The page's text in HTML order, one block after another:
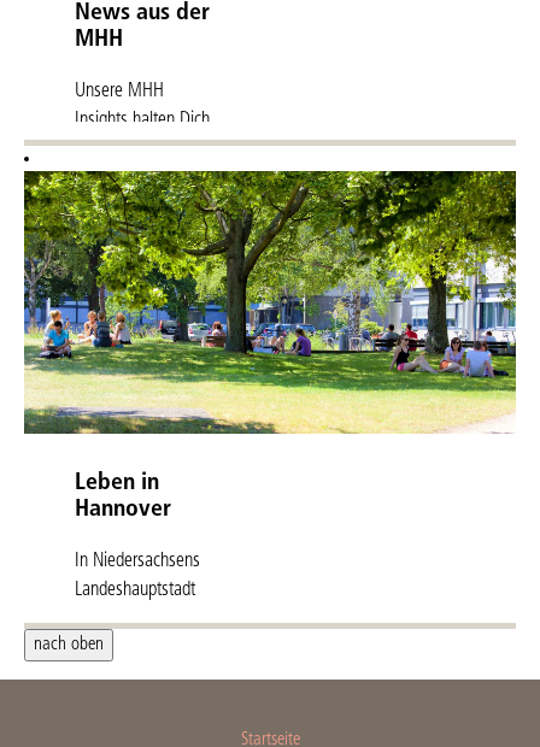
News aus der
MHH
Unsere MHH
Insights halten Dich
über all die
Neuigkeiten vom
MHH Campus auf
dem Laufenden.
Klick hier für mehr
Leben in
Hannover
In Niedersachsens
Landeshauptstadt
gibt es viel zu
erleben und zu
entdecken. Ob
nach oben
Startseite